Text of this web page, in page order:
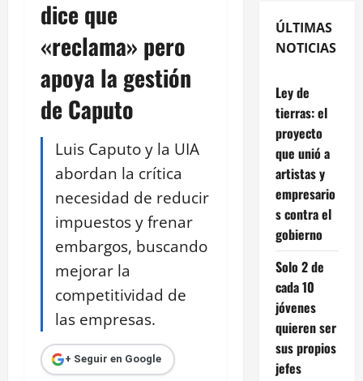
dice que
«reclama» pero
apoya la gestión
de Caputo
Luis Caputo y la UIA
abordan la crítica
necesidad de reducir
impuestos y frenar
embargos, buscando
mejorar la
competitividad de
las empresas.
+ Seguir en Google
ÚLTIMAS
NOTICIAS
Ley de
tierras: el
proyecto
que unió a
artistas y
empresario
s contra el
gobierno
Solo 2 de
cada 10
jóvenes
quieren ser
sus propios
jefes